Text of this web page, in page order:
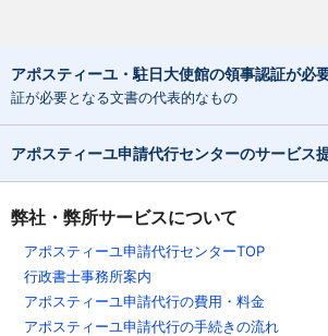
アポスティーユ・駐日大使館の領事認証が必
証が必要となる文書の代表的なもの
アポスティーユ申請代行センターのサービス
弊社・弊所サービスについて
アポスティーユ申請代行センターTOP
行政書士事務所案内
アポスティーユ申請代行の費用・料金
アポスティーユ申請代行の手続きの流れ